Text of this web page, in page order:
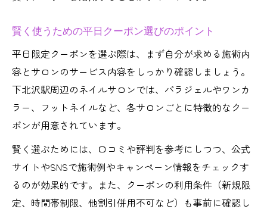
賢く使うための平日クーポン選びのポイント
平日限定クーポンを選ぶ際は、まず自分が求める施術内
容とサロンのサービス内容をしっかり確認しましょう。
下北沢駅周辺のネイルサロンでは、パラジェルやワンカ
ラー、フットネイルなど、各サロンごとに特徴的なクー
ポンが用意されています。
賢く選ぶためには、口コミや評判を参考にしつつ、公式
サイトやSNSで施術例やキャンペーン情報をチェックす
るのが効果的です。また、クーポンの利用条件（新規限
定、時間帯制限、他割引併用不可など）も事前に確認し